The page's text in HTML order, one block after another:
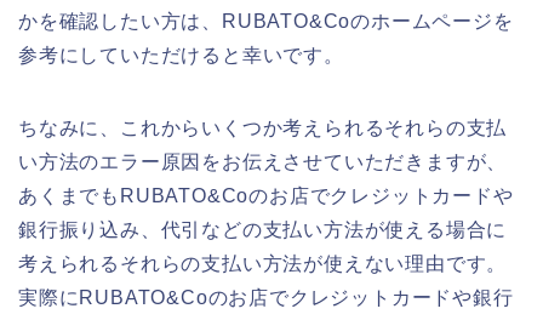
かを確認したい方は、RUBATO&Coのホームページを
参考にしていただけると幸いです。
ちなみに、これからいくつか考えられるそれらの支払
い方法のエラー原因をお伝えさせていただきますが、
あくまでもRUBATO&Coのお店でクレジットカードや
銀行振り込み、代引などの支払い方法が使える場合に
考えられるそれらの支払い方法が使えない理由です。
実際にRUBATO&Coのお店でクレジットカードや銀行